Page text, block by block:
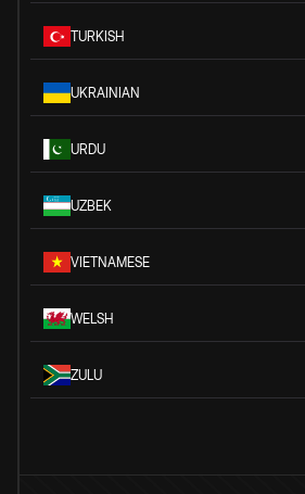
TURKISH
UKRAINIAN
URDU
UZBEK
VIETNAMESE
WELSH
ZULU